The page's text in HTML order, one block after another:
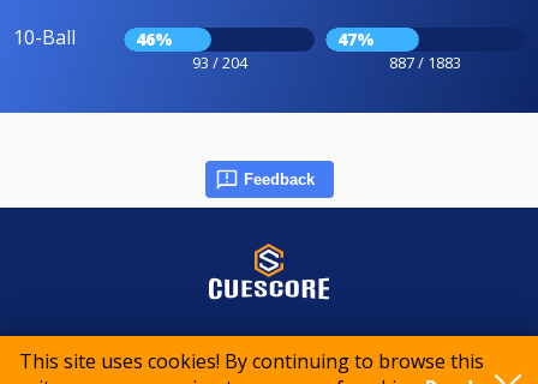
This site uses cookies! By continuing to browse this
10-Ball 46%
93 / 204
47%
887 / 1883
Feedback
© 2015-2026 CueScore International